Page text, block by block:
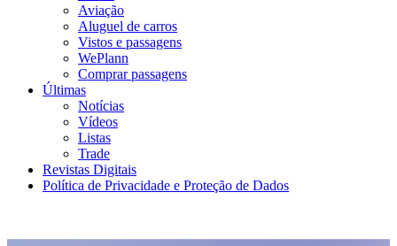
Aviação
Aluguel de carros
Vistos e passagens
WePlann
Comprar passagens
Últimas
Notícias
Vídeos
Listas
Trade
Revistas Digitais
Política de Privacidade e Proteção de Dados